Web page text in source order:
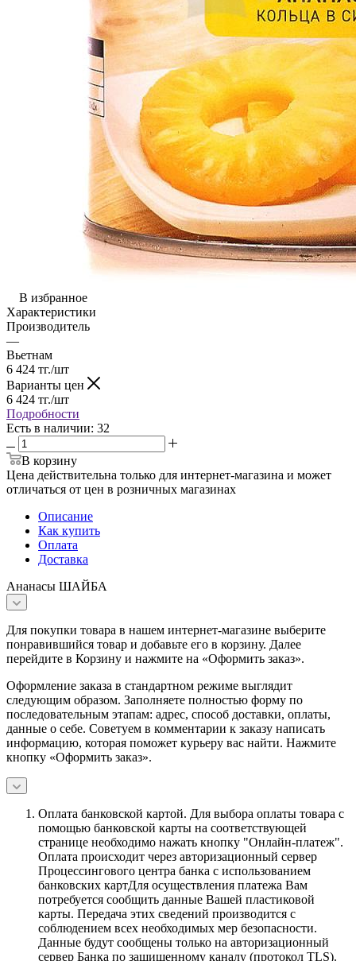
В избранное
Характеристики
Производитель
—
Вьетнам
6 424 тг./шт
Варианты цен
6 424 тг./шт
Подробности
Есть в наличии: 32
В корзину
Цена действительна только для интернет-магазина и может
отличаться от цен в розничных магазинах
Описание
Как купить
Оплата
Доставка
Ананасы ШАЙБА
Для покупки товара в нашем интернет-магазине выберите
понравившийся товар и добавьте его в корзину. Далее
перейдите в Корзину и нажмите на «Оформить заказ».
Оформление заказа в стандартном режиме выглядит
следующим образом. Заполняете полностью форму по
последовательным этапам: адрес, способ доставки, оплаты,
данные о себе. Советуем в комментарии к заказу написать
информацию, которая поможет курьеру вас найти. Нажмите
кнопку «Оформить заказ».
Оплата банковской картой. Для выбора оплаты товара с
помощью банковской карты на соответствующей
странице необходимо нажать кнопку "Онлайн-платеж".
Оплата происходит через авторизационный сервер
Процессингового центра банка с использованием
банковских картДля осуществления платежа Вам
потребуется сообщить данные Вашей пластиковой
карты. Передача этих сведений производится с
соблюдением всех необходимых мер безопасности.
Данные будут сообщены только на авторизационный
сервер Банка по защищенному каналу (протокол TLS).